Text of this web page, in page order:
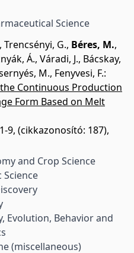
Science
, Trencsényi, G., Béres, M.,
Á., Váradi, J., Bácskay,
M., Fenyvesi, F.:
Continuous Production
Form Based on Melt
9, (cikkazonosító: 187),
and Crop Science
Science
Evolution, Behavior and
(miscellaneous)